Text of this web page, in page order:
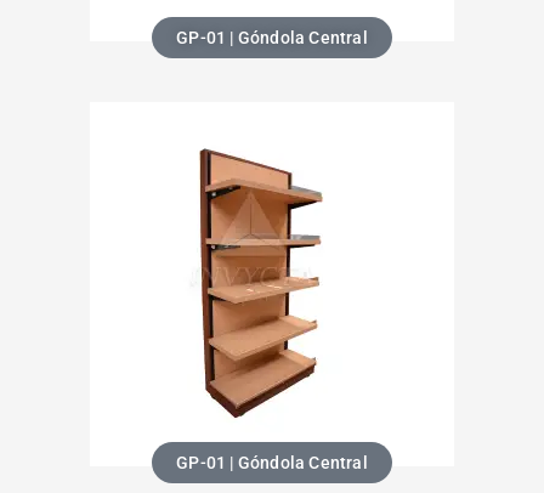
GP-01 | Góndola Central
GP-01 | Góndola Central